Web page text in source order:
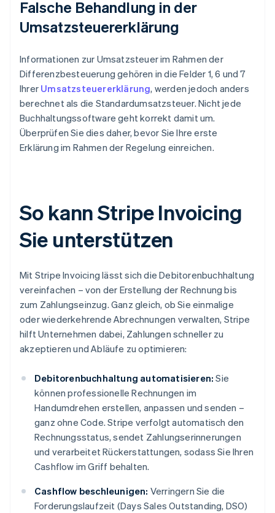
Falsche Behandlung in der
Umsatzsteuererklärung
Informationen zur Umsatzsteuer im Rahmen der
Differenzbesteuerung gehören in die Felder 1, 6 und 7
Ihrer Umsatzsteuererklärung, werden jedoch anders
berechnet als die Standardumsatzsteuer. Nicht jede
Buchhaltungssoftware geht korrekt damit um.
Überprüfen Sie dies daher, bevor Sie Ihre erste
Erklärung im Rahmen der Regelung einreichen.
So kann Stripe Invoicing
Sie unterstützen
Mit Stripe Invoicing lässt sich die Debitorenbuchhaltung
vereinfachen – von der Erstellung der Rechnung bis
zum Zahlungseinzug. Ganz gleich, ob Sie einmalige
oder wiederkehrende Abrechnungen verwalten, Stripe
hilft Unternehmen dabei, Zahlungen schneller zu
akzeptieren und Abläufe zu optimieren:
Debitorenbuchhaltung automatisieren: Sie
können professionelle Rechnungen im
Handumdrehen erstellen, anpassen und senden –
ganz ohne Code. Stripe verfolgt automatisch den
Rechnungsstatus, sendet Zahlungserinnerungen
und verarbeitet Rückerstattungen, sodass Sie Ihren
Cashflow im Griff behalten.
Cashflow beschleunigen: Verringern Sie die
Forderungslaufzeit (Days Sales Outstanding, DSO)